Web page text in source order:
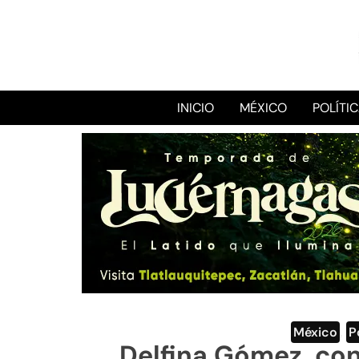
INICIO MÉXICO
México